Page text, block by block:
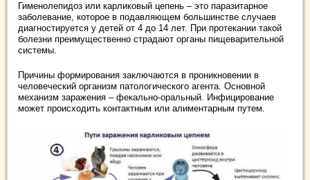
Гименолепидоз или карликовый цепень – это паразитарное
заболевание, которое в подавляющем большинстве случаев
диагностируется у детей от 4 до 14 лет. При протекании такой
болезни преимущественно страдают органы пищеварительной
системы.
Причины формирования заключаются в проникновении в
человеческий организм патологического агента. Основной
механизм заражения – фекально-оральный. Инфицирование
может происходить контактным или алиментарным путем.